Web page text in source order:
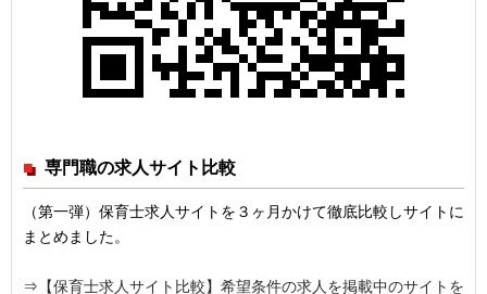
専門職の求人サイト比較
（第一弾）保育士求人サイトを３ヶ月かけて徹底比較しサイトに
まとめました。
⇒ 【保育士求人サイト比較】希望条件の求人を掲載中のサイトを